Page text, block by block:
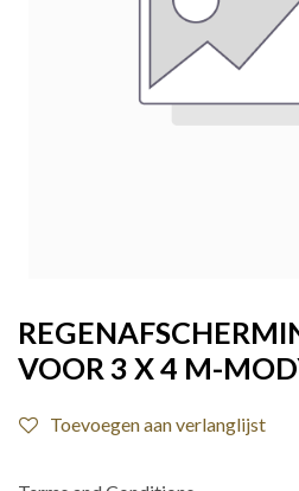
VOOR 3 X 4 M-
Toevoegen aan verlanglijst